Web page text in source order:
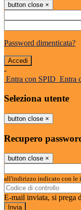
button close ×
Password dimenticata?
-
Entra con SPID Entra
Seleziona utente
button close ×
Recupero
button close ×
all'indirizzo indicato con le
E-mail inviata, si prega